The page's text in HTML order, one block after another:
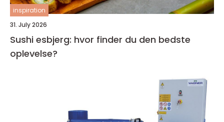
inspiration
31. July 2026
Sushi esbjerg: hvor finder du den bedste
oplevelse?